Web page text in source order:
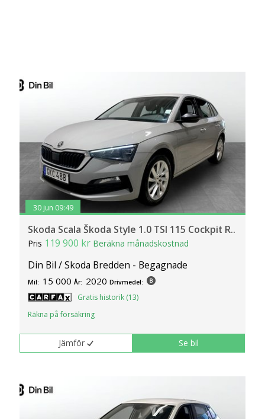
30 jun 09:49
Skoda Scala Škoda Style 1.0 TSI 115 Cockpit R..
Pris 119 900 kr Beräkna månadskostnad
Din Bil / Skoda Bredden - Begagnade
Mil: 15 000 År: 2020 Drivmedel:
Gratis historik (13)
Räkna på försäkring
Jämför Se bil